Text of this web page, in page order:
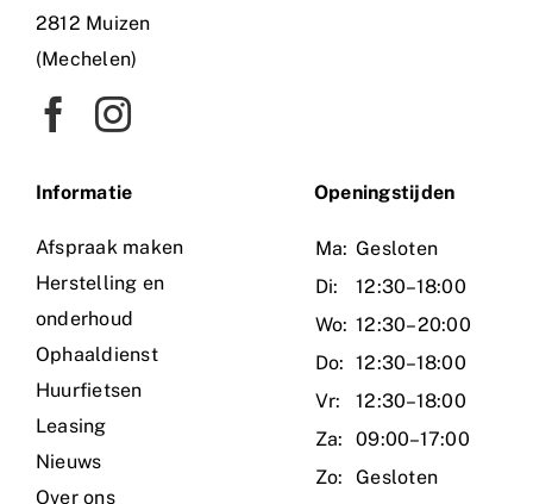
2812 Muizen
(Mechelen)
Informatie
Afspraak maken
Herstelling en
onderhoud
Ophaaldienst
Huurfietsen
Leasing
Nieuws
Over ons
Openingstijden
Ma: Gesloten
Di:
12:30–18:00
Wo: 12:30–20:00
Do: 12:30–18:00
Vr:
12:30–18:00
Za:
09:00–17:00
Zo:
Gesloten